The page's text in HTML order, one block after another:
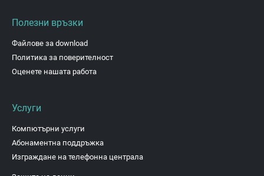
Полезни връзки
Файлове за download
Политика за поверителност
Оценете нашата работа
Услуги
Компютърни услуги
Абонаментна поддръжка
Изграждане на телефонна централа